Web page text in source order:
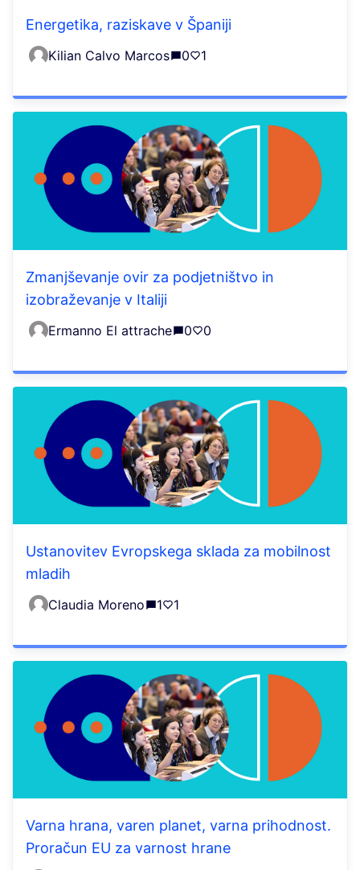
Energetika, raziskave v Španiji
Kilian Calvo Marcos 0 1
Zmanjševanje ovir za podjetništvo in
izobraževanje v Italiji
Ermanno El attrache 0 0
Ustanovitev Evropskega sklada za mobilnost
mladih
Claudia Moreno 1 1
Varna hrana, varen planet, varna prihodnost.
Proračun EU za varnost hrane